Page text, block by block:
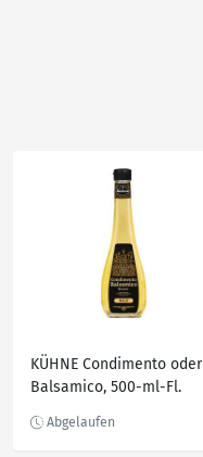
KÜHNE Condimento oder
Balsamico, 500-ml-Fl.